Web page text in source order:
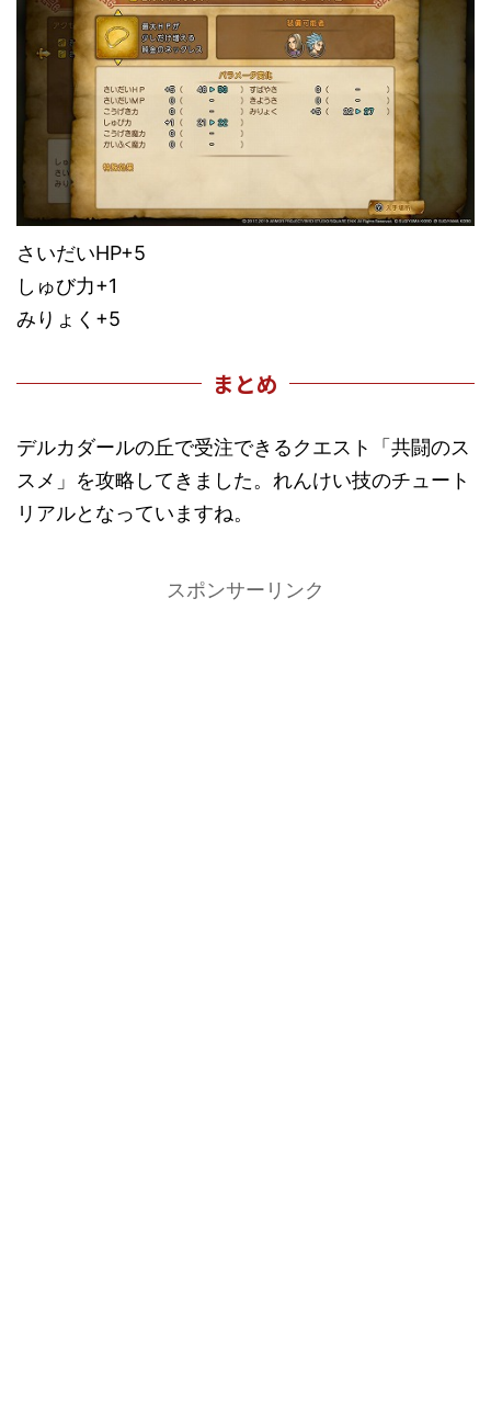
さいだいHP+5
しゅび力+1
みりょく+5
まとめ
デルカダールの丘で受注できるクエスト「共闘のス
スメ」を攻略してきました。れんけい技のチュート
リアルとなっていますね。
スポンサーリンク